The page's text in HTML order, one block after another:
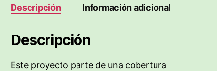
Descripción Información adicional
Descripción
Este proyecto parte de una cobertura